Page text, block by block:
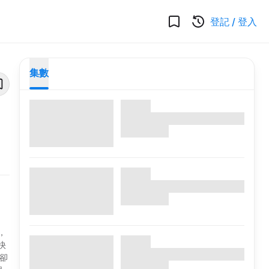
登記 / 登入
集數